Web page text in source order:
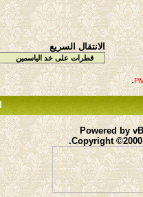
الانتقال السريع
.
Powered by
Copyright